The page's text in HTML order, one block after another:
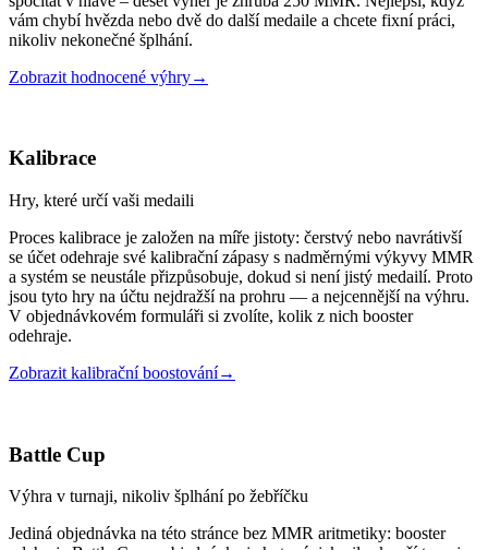
vám chybí hvězda nebo dvě do další medaile a chcete fixní práci,
nikoliv nekonečné šplhání.
Zobrazit hodnocené výhry→
Kalibrace
Hry, které určí vaši medaili
Proces kalibrace je založen na míře jistoty: čerstvý nebo navrátivší
se účet odehraje své kalibrační zápasy s nadměrnými výkyvy MMR
a systém se neustále přizpůsobuje, dokud si není jistý medailí. Proto
jsou tyto hry na účtu nejdražší na prohru — a nejcennější na výhru.
V objednávkovém formuláři si zvolíte, kolik z nich booster
odehraje.
Zobrazit kalibrační boostování→
Battle Cup
Výhra v turnaji, nikoliv šplhání po žebříčku
Jediná objednávka na této stránce bez MMR aritmetiky: booster